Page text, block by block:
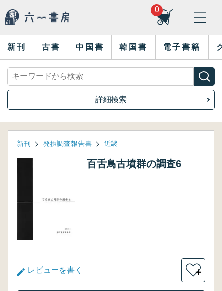
0
新刊 古書 中国書 韓国書 電子書籍
詳細検索
新刊 発掘調査報告書 近畿
百舌鳥古墳群の調査6
レビューを書く ＋